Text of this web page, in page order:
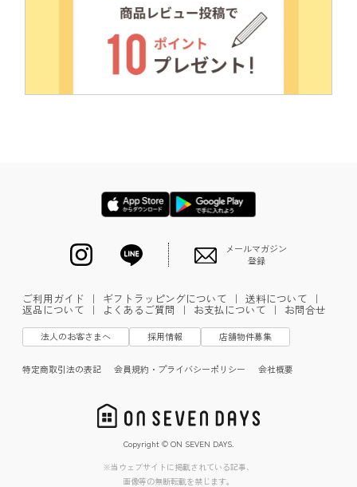
メールマガジン
登録
ご利用ガイド ｜ ギフトラッピングについて ｜ 送料について ｜
返品について ｜ よくあるご質問 ｜ お支払について ｜ お問合せ
法人のお客さまへ 採用情報 店舗物件募集
特定商取引法の表記 会員規約・プライバシーポリシー 会社概要
Copyright © ON SEVEN DAYS.
※当ウェブサイトに掲載されている記事、
画像等の無断転載を禁じます。